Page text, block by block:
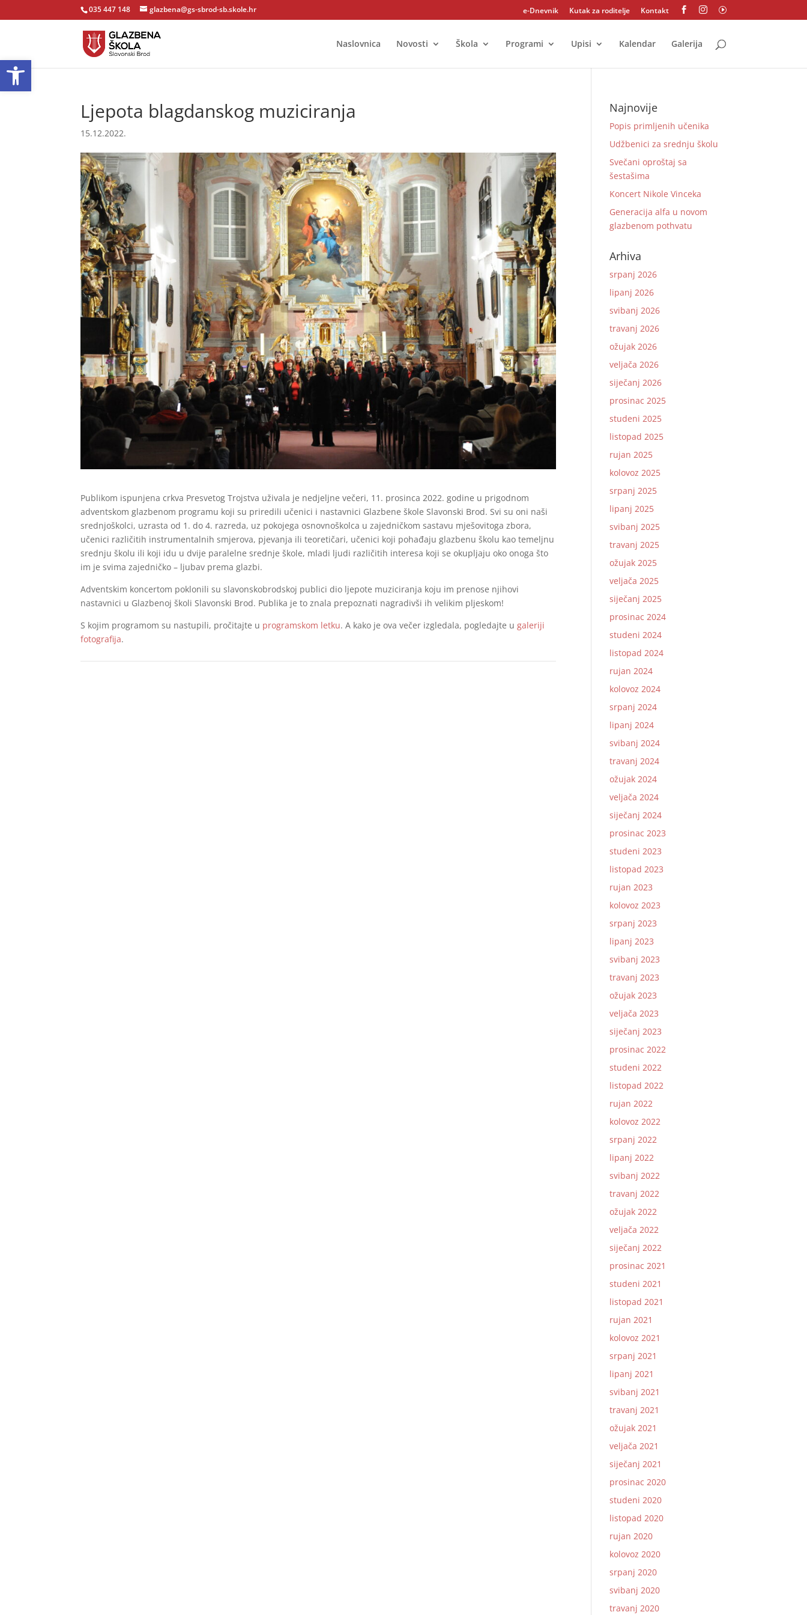
Open toolbar
035 447 148 glazbena@gs-sbrod-sb.skole.hr e-Dnevnik Kutak za roditelje Kontakt   I
Naslovnica Novosti Škola Programi Upisi Kalendar Galerija
Ljepota blagdanskog muziciranja
15.12.2022.
Publikom ispunjena crkva Presvetog Trojstva uživala je nedjeljne večeri, 11. prosinca 2022. godine u prigodnom
adventskom glazbenom programu koji su priredili učenici i nastavnici Glazbene škole Slavonski Brod. Svi su oni naši
srednjoškolci, uzrasta od 1. do 4. razreda, uz pokojega osnovnoškolca u zajedničkom sastavu mješovitoga zbora,
učenici različitih instrumentalnih smjerova, pjevanja ili teoretičari, učenici koji pohađaju glazbenu školu kao temeljnu
srednju školu ili koji idu u dvije paralelne srednje škole, mladi ljudi različitih interesa koji se okupljaju oko onoga što
im je svima zajedničko – ljubav prema glazbi.
Adventskim koncertom poklonili su slavonskobrodskoj publici dio ljepote muziciranja koju im prenose njihovi
nastavnici u Glazbenoj školi Slavonski Brod. Publika je to znala prepoznati nagradivši ih velikim pljeskom!
S kojim programom su nastupili, pročitajte u programskom letku. A kako je ova večer izgledala, pogledajte ugaleriji
fotografija.
Najnovije
Popis primljenih učenika
Udžbenici za srednju školu
Svečani oproštaj sa
šestašima
Koncert Nikole Vinceka
Generacija alfa u novom
glazbenom pothvatu
Arhiva
srpanj 2026
lipanj 2026
svibanj 2026
travanj 2026
ožujak 2026
veljača 2026
siječanj 2026
prosinac 2025
studeni 2025
listopad 2025
rujan 2025
kolovoz 2025
srpanj 2025
lipanj 2025
svibanj 2025
travanj 2025
ožujak 2025
veljača 2025
siječanj 2025
prosinac 2024
studeni 2024
listopad 2024
rujan 2024
kolovoz 2024
srpanj 2024
lipanj 2024
svibanj 2024
travanj 2024
ožujak 2024
veljača 2024
siječanj 2024
prosinac 2023
studeni 2023
listopad 2023
rujan 2023
kolovoz 2023
srpanj 2023
lipanj 2023
svibanj 2023
travanj 2023
ožujak 2023
veljača 2023
siječanj 2023
prosinac 2022
studeni 2022
listopad 2022
rujan 2022
kolovoz 2022
srpanj 2022
lipanj 2022
svibanj 2022
travanj 2022
ožujak 2022
veljača 2022
siječanj 2022
prosinac 2021
studeni 2021
listopad 2021
rujan 2021
kolovoz 2021
srpanj 2021
lipanj 2021
svibanj 2021
travanj 2021
ožujak 2021
veljača 2021
siječanj 2021
prosinac 2020
studeni 2020
listopad 2020
rujan 2020
kolovoz 2020
srpanj 2020
svibanj 2020
travanj 2020